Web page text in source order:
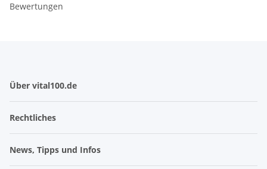
Bewertungen
Über vital100.de
Rechtliches
News, Tipps und Infos